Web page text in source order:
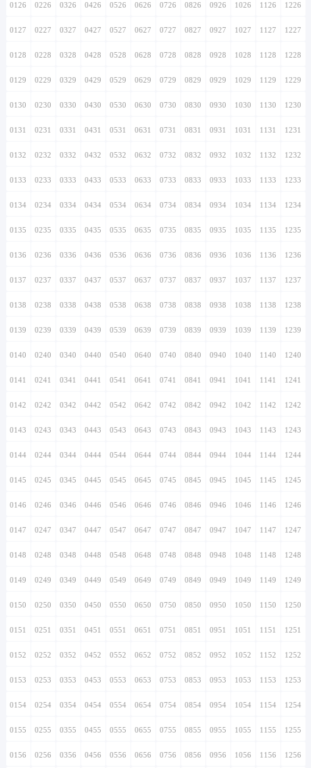
0126 0226 0326 0426 0526 0626 0726 0826 0926 1026 1126 1226
0127 0227 0327 0427 0527 0627 0727 0827 0927 1027 1127 1227
0128 0228 0328 0428 0528 0628 0728 0828 0928 1028 1128 1228
0129 0229 0329 0429 0529 0629 0729 0829 0929 1029 1129 1229
0130 0230 0330 0430 0530 0630 0730 0830 0930 1030 1130 1230
0131 0231 0331 0431 0531 0631 0731 0831 0931 1031 1131 1231
0132 0232 0332 0432 0532 0632 0732 0832 0932 1032 1132 1232
0133 0233 0333 0433 0533 0633 0733 0833 0933 1033 1133 1233
0134 0234 0334 0434 0534 0634 0734 0834 0934 1034 1134 1234
0135 0235 0335 0435 0535 0635 0735 0835 0935 1035 1135 1235
0136 0236 0336 0436 0536 0636 0736 0836 0936 1036 1136 1236
0137 0237 0337 0437 0537 0637 0737 0837 0937 1037 1137 1237
0138 0238 0338 0438 0538 0638 0738 0838 0938 1038 1138 1238
0139 0239 0339 0439 0539 0639 0739 0839 0939 1039 1139 1239
0140 0240 0340 0440 0540 0640 0740 0840 0940 1040 1140 1240
0141 0241 0341 0441 0541 0641 0741 0841 0941 1041 1141 1241
0142 0242 0342 0442 0542 0642 0742 0842 0942 1042 1142 1242
0143 0243 0343 0443 0543 0643 0743 0843 0943 1043 1143 1243
0144 0244 0344 0444 0544 0644 0744 0844 0944 1044 1144 1244
0145 0245 0345 0445 0545 0645 0745 0845 0945 1045 1145 1245
0146 0246 0346 0446 0546 0646 0746 0846 0946 1046 1146 1246
0147 0247 0347 0447 0547 0647 0747 0847 0947 1047 1147 1247
0148 0248 0348 0448 0548 0648 0748 0848 0948 1048 1148 1248
0149 0249 0349 0449 0549 0649 0749 0849 0949 1049 1149 1249
0150 0250 0350 0450 0550 0650 0750 0850 0950 1050 1150 1250
0151 0251 0351 0451 0551 0651 0751 0851 0951 1051 1151 1251
0152 0252 0352 0452 0552 0652 0752 0852 0952 1052 1152 1252
0153 0253 0353 0453 0553 0653 0753 0853 0953 1053 1153 1253
0154 0254 0354 0454 0554 0654 0754 0854 0954 1054 1154 1254
0155 0255 0355 0455 0555 0655 0755 0855 0955 1055 1155 1255
0156 0256 0356 0456 0556 0656 0756 0856 0956 1056 1156 1256